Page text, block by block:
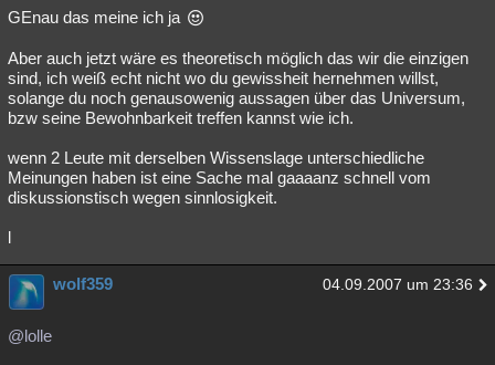
GEnau das meine ich ja
Aber auch jetzt wäre es theoretisch möglich das wir die einzigen
sind, ich weiß echt nicht wo du gewissheit hernehmen willst,
solange du noch genausowenig aussagen über das Universum,
bzw seine Bewohnbarkeit treffen kannst wie ich.
wenn 2 Leute mit derselben Wissenslage unterschiedliche
Meinungen haben ist eine Sache mal gaaaanz schnell vom
diskussionstisch wegen sinnlosigkeit.
l
wolf359 04.09.2007 um 23:36
@lolle